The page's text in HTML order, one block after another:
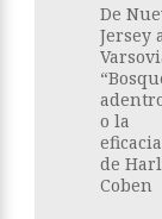
De
Jersey a
o la
eficacia
de
Coben